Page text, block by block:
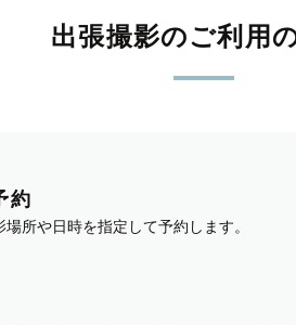
出張撮影のご利用
約
所や日時を指定して予約します。